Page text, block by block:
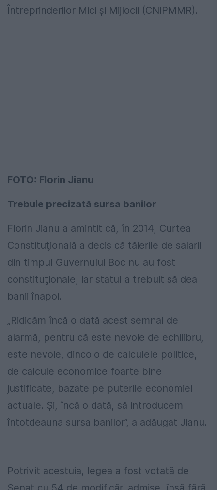
Întreprinderilor Mici și Mijlocii (CNIPMMR).
FOTO: Florin Jianu
Trebuie precizată sursa banilor
Florin Jianu a amintit că, în 2014, Curtea
Constituţională a decis că tăierile de salarii
din timpul Guvernului Boc nu au fost
constituţionale, iar statul a trebuit să dea
banii înapoi.
„Ridicăm încă o dată acest semnal de
alarmă, pentru că este nevoie de echilibru,
este nevoie, dincolo de calculele politice,
de calcule economice foarte bine
justificate, bazate pe puterile economiei
actuale. Şi, încă o dată, să introducem
întotdeauna sursa banilor”, a adăugat Jianu.
Potrivit acestuia, legea a fost votată de
Senat cu 54 de modificări admise, însă fără